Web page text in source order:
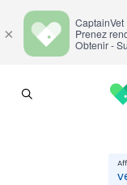
×
CaptainVet
Prenez
Obtenir -